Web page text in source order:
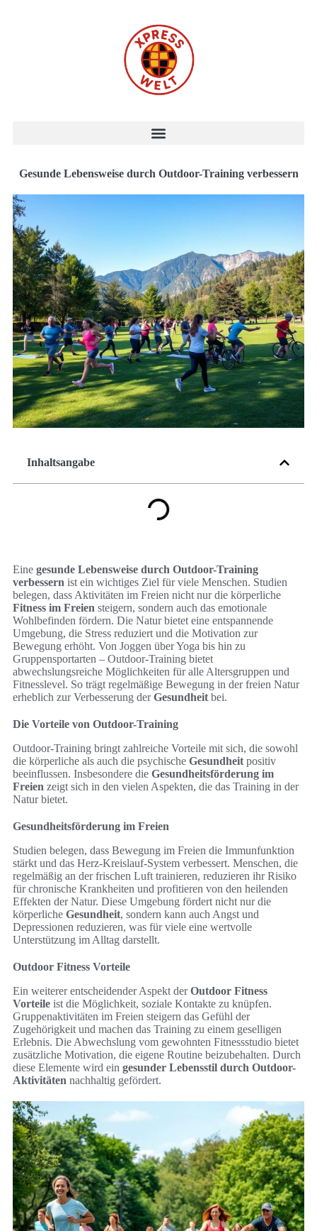
Gesunde Lebensweise durch Outdoor-Training verbessern
Inhaltsangabe
Eine gesunde Lebensweise durch Outdoor-Training
verbessern ist ein wichtiges Ziel für viele Menschen. Studien
belegen, dass Aktivitäten im Freien nicht nur die körperliche
Fitness im Freien steigern, sondern auch das emotionale
Wohlbefinden fördern. Die Natur bietet eine entspannende
Umgebung, die Stress reduziert und die Motivation zur
Bewegung erhöht. Von Joggen über Yoga bis hin zu
Gruppensportarten – Outdoor-Training bietet
abwechslungsreiche Möglichkeiten für alle Altersgruppen und
Fitnesslevel. So trägt regelmäßige Bewegung in der freien Natur
erheblich zur Verbesserung derGesundheit bei.
Die Vorteile von Outdoor-Training
Outdoor-Training bringt zahlreiche Vorteile mit sich, die sowohl
die körperliche als auch die psychische Gesundheit positiv
beeinflussen. Insbesondere die Gesundheitsförderung im
Freien zeigt sich in den vielen Aspekten, die das Training in der
Natur bietet.
Gesundheitsförderung im Freien
Studien belegen, dass Bewegung im Freien die Immunfunktion
stärkt und das Herz-Kreislauf-System verbessert. Menschen, die
regelmäßig an der frischen Luft trainieren, reduzieren ihr Risiko
für chronische Krankheiten und profitieren von den heilenden
Effekten der Natur. Diese Umgebung fördert nicht nur die
körperliche Gesundheit, sondern kann auch Angst und
Depressionen reduzieren, was für viele eine wertvolle
Unterstützung im Alltag darstellt.
Outdoor Fitness Vorteile
Ein weiterer entscheidender Aspekt derOutdoor Fitness
Vorteile ist die Möglichkeit, soziale Kontakte zu knüpfen.
Gruppenaktivitäten im Freien steigern das Gefühl der
Zugehörigkeit und machen das Training zu einem geselligen
Erlebnis. Die Abwechslung vom gewohnten Fitnessstudio bietet
zusätzliche Motivation, die eigene Routine beizubehalten. Durch
diese Elemente wird ein gesunder Lebensstil durch Outdoor-
Aktivitäten nachhaltig gefördert.